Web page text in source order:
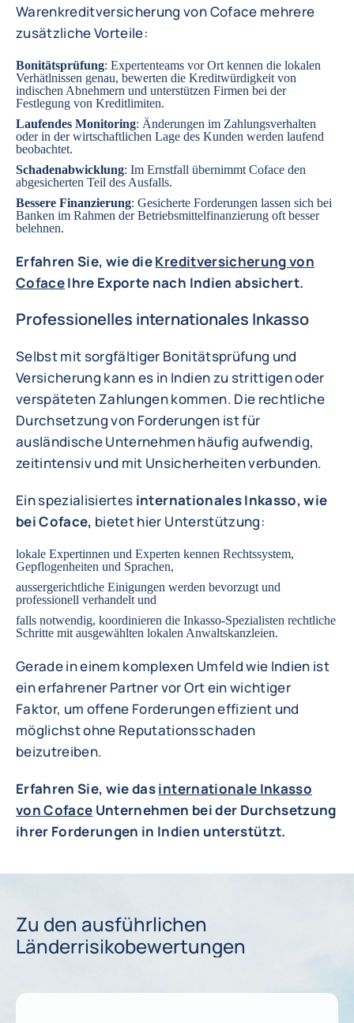
Warenkreditversicherung von Coface mehrere
zusätzliche Vorteile:
Bonitätsprüfung: Expertenteams vor Ort kennen die lokalen
Verhätlnissen genau, bewerten die Kreditwürdigkeit von
indischen Abnehmern und unterstützen Firmen bei der
Festlegung von Kreditlimiten.
Laufendes Monitoring: Änderungen im Zahlungsverhalten
oder in der wirtschaftlichen Lage des Kunden werden laufend
beobachtet.
Schadenabwicklung: Im Ernstfall übernimmt Coface den
abgesicherten Teil des Ausfalls.
Bessere Finanzierung: Gesicherte Forderungen lassen sich bei
Banken im Rahmen der Betriebsmittelfinanzierung oft besser
belehnen.
Erfahren Sie, wie dieKreditversicherung von
CofaceIhre Exporte nach Indien absichert.
Professionelles internationales Inkasso
Selbst mit sorgfältiger Bonitätsprüfung und
Versicherung kann es in Indien zu strittigen oder
verspäteten Zahlungen kommen. Die rechtliche
Durchsetzung von Forderungen ist für
ausländische Unternehmen häufig aufwendig,
zeitintensiv und mit Unsicherheiten verbunden.
Ein spezialisiertes internationales Inkasso, wie
bei Coface, bietet hier Unterstützung:
lokale Expertinnen und Experten kennen Rechtssystem,
Gepflogenheiten und Sprachen,
aussergerichtliche Einigungen werden bevorzugt und
professionell verhandelt und
falls notwendig, koordinieren die Inkasso-Spezialisten rechtliche
Schritte mit ausgewählten lokalen Anwaltskanzleien.
Gerade in einem komplexen Umfeld wie Indien ist
ein erfahrener Partner vor Ort ein wichtiger
Faktor, um offene Forderungen effizient und
möglichst ohne Reputationsschaden
beizutreiben.
Erfahren Sie, wie dasinternationale Inkasso
von Coface Unternehmen bei der Durchsetzung
ihrer Forderungen in Indien unterstützt.
Zu den ausführlichen
Länderrisikobewertungen